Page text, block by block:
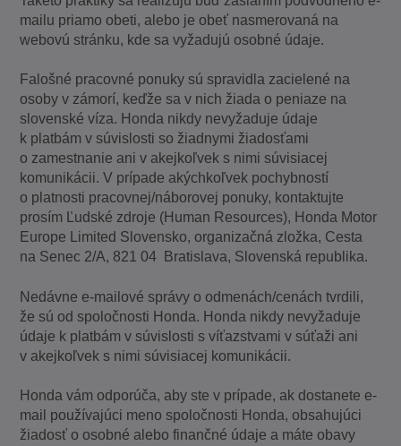
mailu priamo obeti, alebo je obeť nasmerovaná na
webovú stránku, kde sa vyžadujú osobné údaje.
Falošné pracovné ponuky sú spravidla zacielené na
osoby v zámorí, keďže sa v nich žiada o peniaze na
slovenské víza. Honda nikdy nevyžaduje údaje
k platbám v súvislosti so žiadnymi žiadosťami
o zamestnanie ani v akejkoľvek s nimi súvisiacej
komunikácii. V prípade akýchkoľvek pochybností
o platnosti pracovnej/náborovej ponuky, kontaktujte
prosím Ľudské zdroje (Human Resources), Honda Motor
Europe Limited Slovensko, organizačná zložka, Cesta
na Senec 2/A, 821 04 Bratislava, Slovenská republika.
Nedávne e-mailové správy o odmenách/cenách tvrdili,
že sú od spoločnosti Honda. Honda nikdy nevyžaduje
údaje k platbám v súvislosti s víťazstvami v súťaži ani
v akejkoľvek s nimi súvisiacej komunikácii.
Honda vám odporúča, aby ste v prípade, ak dostanete e-
mail používajúci meno spoločnosti Honda, obsahujúci
žiadosť o osobné alebo finančné údaje a máte obavy